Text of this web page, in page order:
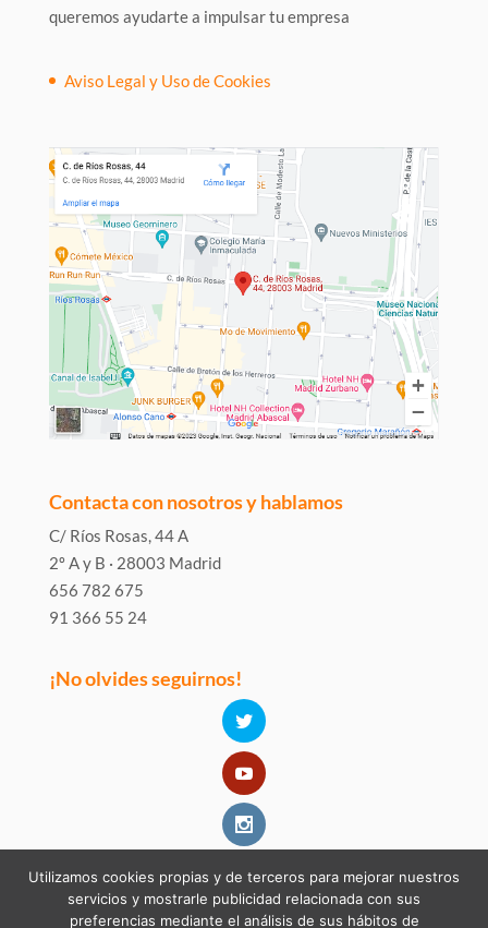
queremos ayudarte a impulsar tu empresa
Aviso Legal y Uso de Cookies
Contacta con nosotros y hablamos
C/ Ríos Rosas, 44 A
2º A y B · 28003 Madrid
656 782 675
91 366 55 24
¡No olvides seguirnos!
Utilizamos cookies propias y de terceros para mejorar nuestros
servicios y mostrarle publicidad relacionada con sus
preferencias mediante el análisis de sus hábitos de